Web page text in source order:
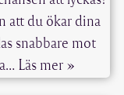
att du ökar dina
snabbare mot
Läs mer »